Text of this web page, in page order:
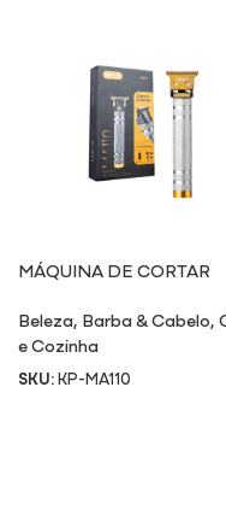
MÁQUINA DE CORTAR
Beleza, Barba & Cabelo,
e Cozinha
SKU:KP-MA110